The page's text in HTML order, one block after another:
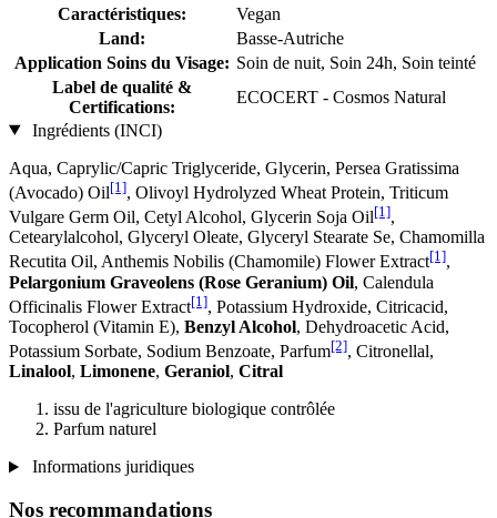
Caractéristiques:
Vegan
Land:
Basse-Autriche
Application Soins du Visage: Soin de nuit, Soin 24h, Soin teinté
Label de qualité &
Certifications:
ECOCERT - Cosmos Natural
Ingrédients (INCI)
Aqua, Caprylic/Capric Triglyceride, Glycerin, Persea Gratissima
(Avocado) Oil[1], Olivoyl Hydrolyzed Wheat Protein, Triticum
Vulgare Germ Oil, Cetyl Alcohol, Glycerin Soja Oil[1],
Cetearylalcohol, Glyceryl Oleate, Glyceryl Stearate Se, Chamomilla
Recutita Oil, Anthemis Nobilis (Chamomile) Flower Extract[1],
Pelargonium Graveolens (Rose Geranium) Oil, Calendula
Officinalis Flower Extract[1], Potassium Hydroxide, Citricacid,
Tocopherol (Vitamin E), Benzyl Alcohol, Dehydroacetic Acid,
Potassium Sorbate, Sodium Benzoate, Parfum[2], Citronellal,
Linalool, Limonene, Geraniol, Citral
issu de l'agriculture biologique contrôlée
Parfum naturel
Informations juridiques
Nos recommandations